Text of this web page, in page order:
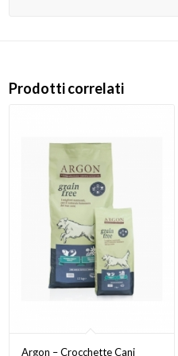
Prodotti correlati
Argon – Crocchette Cani